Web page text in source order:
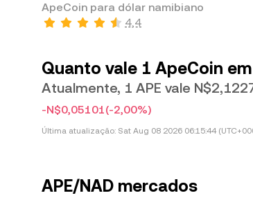
ApeCoin para dólar namibiano
4,4
Quanto vale 1 ApeCoin
Atualmente, 1 APE vale
-N$0,05101(-2,00%)
Última atualização: Sat Aug 08 2026 06:15:44
APE/NAD mercados